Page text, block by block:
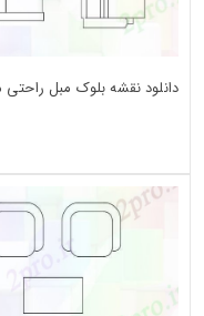
دانلود نقشه بلوک مبل راحتی